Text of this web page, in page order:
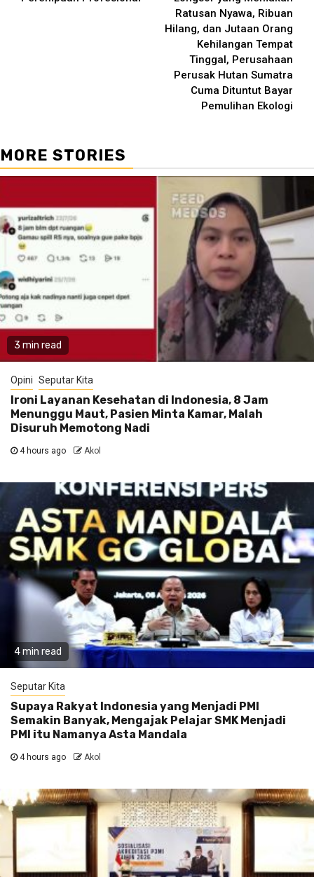
Ratusan Nyawa, Ribuan
Hilang, dan Jutaan Orang
Kehilangan Tempat
Tinggal, Perusahaan
Perusak Hutan Sumatra
Cuma Dituntut Bayar
Pemulihan Ekologi
MORE STORIES
3 min read
Opini Seputar Kita
Ironi Layanan Kesehatan di Indonesia, 8 Jam
Menunggu Maut, Pasien Minta Kamar, Malah
Disuruh Memotong Nadi
4 hours ago Akol
4 min read
Seputar Kita
Supaya Rakyat Indonesia yang Menjadi PMI
Semakin Banyak, Mengajak Pelajar SMK Menjadi
PMI itu Namanya Asta Mandala
4 hours ago Akol